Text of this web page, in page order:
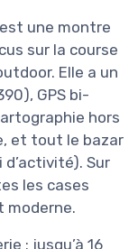
une montre
sur la course
Elle a un
GPS bi-
hors
et tout le bazar
Sur
les cases
moderne.
: jusqu’à 16